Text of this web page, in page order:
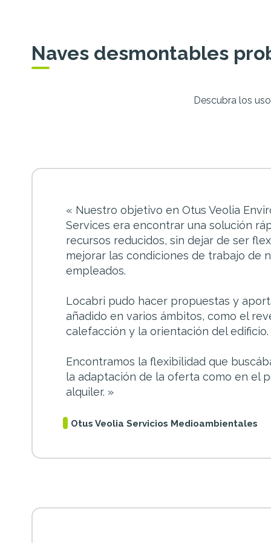
Naves desmontables
Descubra los
« Nuestro objetivo en Otus Veolia
Services era encontrar una solución
recursos reducidos, sin dejar de ser
mejorar las condiciones de trabajo de
empleados.
Locabri pudo hacer propuestas y
añadido en varios ámbitos, como el
calefacción y la orientación del edificio.
Encontramos la flexibilidad que
la adaptación de la oferta como en el
alquiler. »
Otus Veolia Servicios Medioambientales